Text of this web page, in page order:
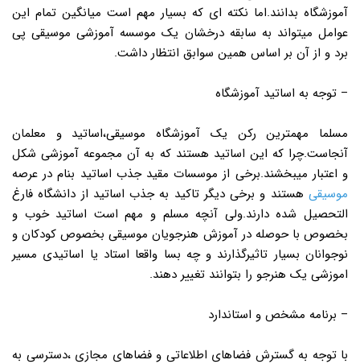
آموزشگاه بدانند.اما نکته ای که بسیار مهم است میانگین تمام این
عوامل میتواند به سابقه درخشان یک موسسه آموزشی موسیقی پی
برد و از آن بر اساس همین سوابق انتظار داشت.
– توجه به اساتید آموزشگاه
مسلما مهمترین رکن یک آموزشگاه موسیقی،اساتید و معلمان
آنجاست.چرا که این اساتید هستند که به آن مجموعه آموزشی شکل
و اعتبار میبخشند.برخی از موسسات مقید جذب اساتید بنام در عرصه
موسیقی هستند و برخی دیگر تاکید به جذب اساتید از دانشگاه فارغ
التحصیل شده دارند.ولی آنچه مسلم و مهم است اساتید خوب و
بخصوص با حوصله در آموزش هنرجویان موسیقی بخصوص کودکان و
نوجوانان بسیار تاثیرگذارند و چه بسا واقعا استاد یا اساتیدی مسیر
اموزشی یک هنرجو را بتوانند تغییر دهند.
– برنامه مشخص و استاندارد
با توجه به گسترش فضاهای اطلاعاتی و فضاهای مجازی ،دسترسی به